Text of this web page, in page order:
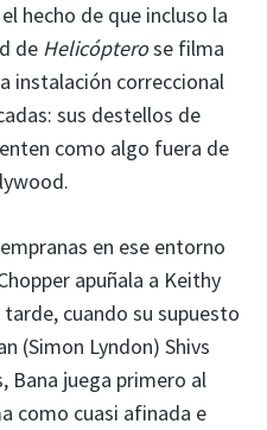
hecho de que incluso la
de Helicópterose filma
instalación correccional
sus destellos de
como algo fuera de
en ese entorno
apuñala a Keithy
cuando su supuesto
(Simon Lyndon) Shivs
Bana juega primero al
como cuasi afinada e